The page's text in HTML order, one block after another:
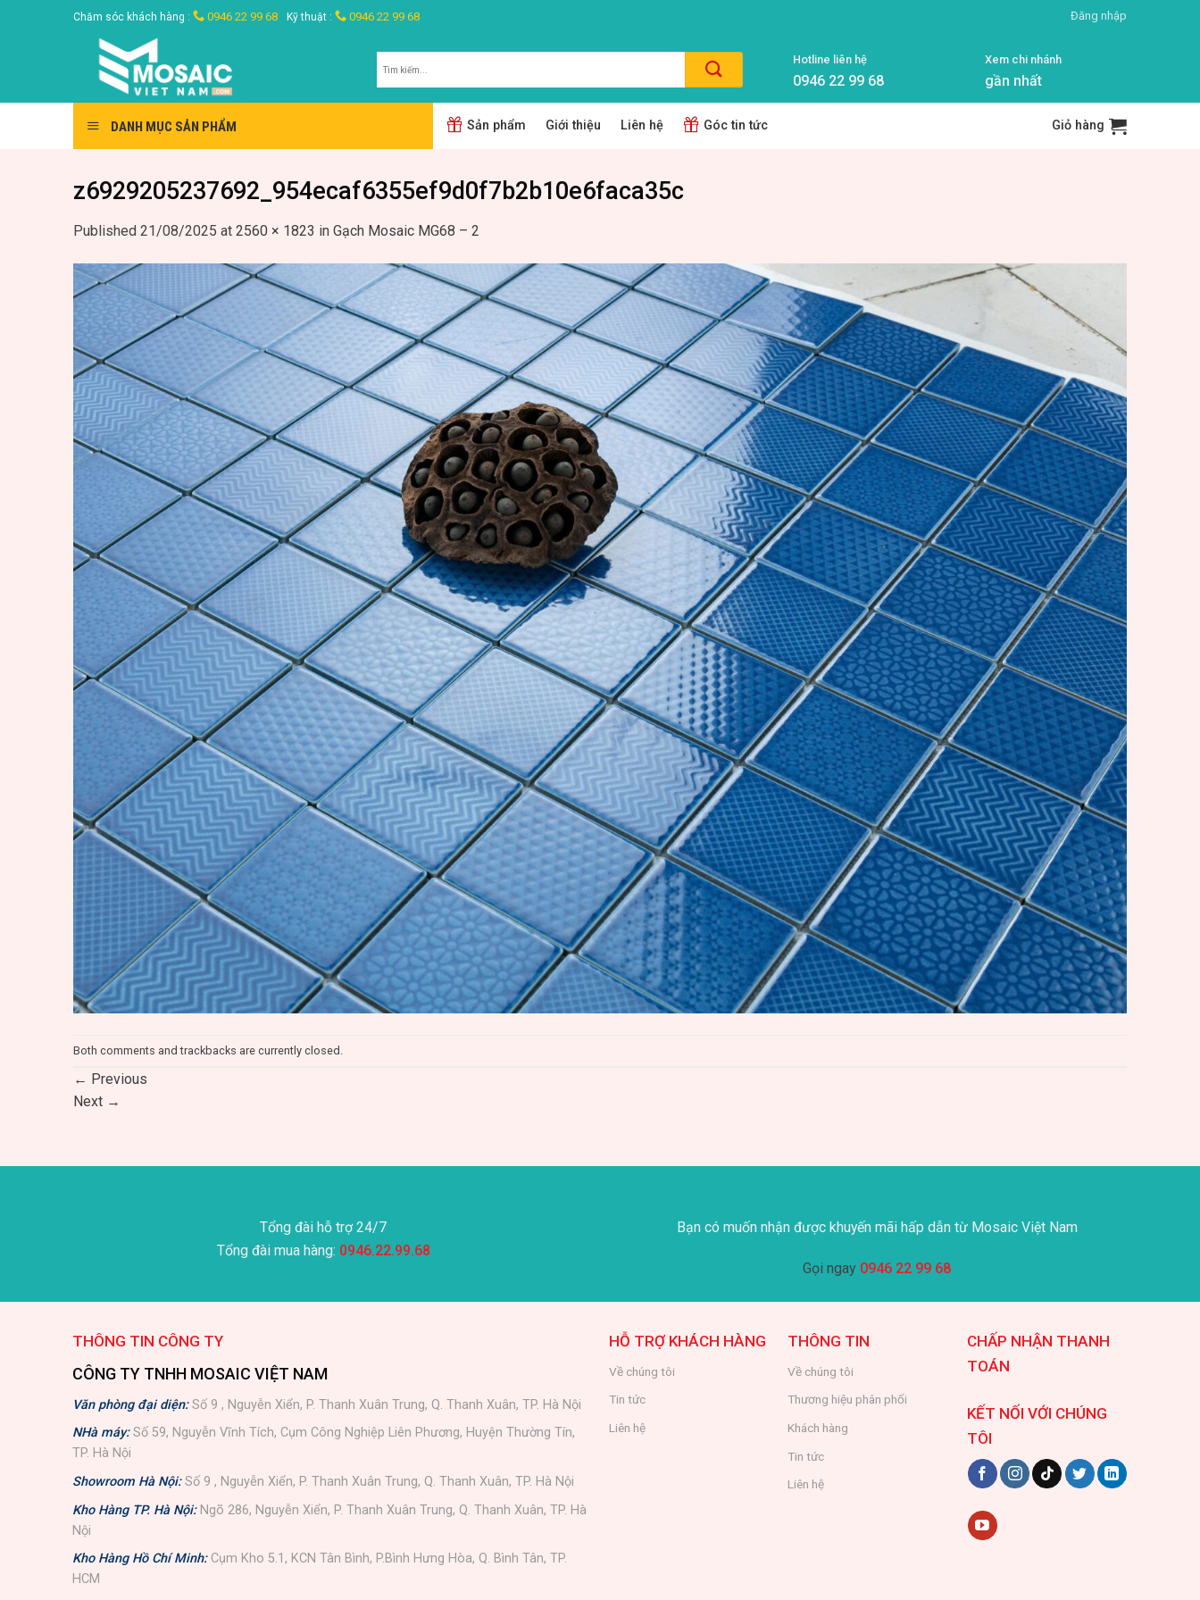
Chăm sóc khách hàng : 0946 22 99 68 Kỹ thuật : 0946 22 99 68 Đăng nhập
Hotline liên hệ
0946 22 99 68
Xem chi nhánh
gần nhất
DANH MỤC SẢN PHẨM Sản phẩm Giới thiệu Liên hệ Góc tin tức Giỏ hàng
z6929205237692_954ecaf6355ef9d0f7b2b10e6faca35c
Published 21/08/2025 at 2560 × 1823 in Gạch Mosaic MG68 – 2
Both comments and trackbacks are currently closed.
← Previous
Next →
Tổng đài hỗ trợ 24/7
Tổng đài mua hàng: 0946.22.99.68
Bạn có muốn nhận được khuyến mãi hấp dẫn từ Mosaic Việt Nam
Gọi ngay 0946 22 99 68
THÔNG TIN CÔNG TY
CÔNG TY TNHH MOSAIC VIỆT NAM
Văn phòng đại diện:Số 9 , Nguyễn Xiển, P. Thanh Xuân Trung, Q. Thanh Xuân, TP. Hà Nội
NHà máy: Số 59, Nguyễn Vĩnh Tích, Cụm Công Nghiệp Liên Phương, Huyện Thường Tín,
TP. Hà Nội
Showroom Hà Nội: Số 9 , Nguyễn Xiển, P. Thanh Xuân Trung, Q. Thanh Xuân, TP. Hà Nội
Kho Hàng TP. Hà Nội: Ngõ 286, Nguyễn Xiển, P. Thanh Xuân Trung, Q. Thanh Xuân, TP. Hà
Nội
Kho Hàng Hồ Chí Minh: Cụm Kho 5.1, KCN Tân Bình, P.Bình Hưng Hòa, Q. Bình Tân, TP.
HCM
HỖ TRỢ KHÁCH HÀNG
Về chúng tôi
Tin tức
Liên hệ
THÔNG TIN
Về chúng tôi
Thương hiệu phân phối
Khách hàng
Tin tức
Liên hệ
CHẤP NHẬN THANH
TOÁN
KẾT NỐI VỚI CHÚNG
TÔI